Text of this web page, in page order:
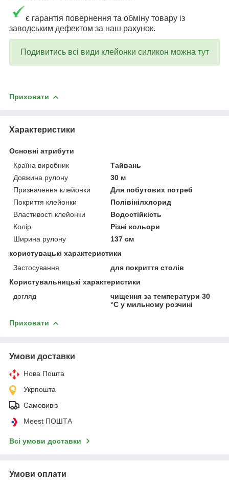
є гарантія повернення та обміну товару із
заводським дефектом за наш рахунок.
Подивитись всі види клейонки силикон можна тут
Приховати
Характеристики
Основні атрибути
Країна виробник
Тайвань
Довжина рулону
30 м
Призначення клейонки
Для побутових потреб
Покриття клейонки
Полівінілхлорид
Властивості клейонки
Водостійкість
Колір
Різні кольори
Ширина рулону
137 см
користувацькі характеристики
Застосування
для покриття столів
Користувальницькі характеристики
догляд
чищення за температури 30
°C у мильному розчині
Приховати
Умови доставки
Нова Пошта
Укрпошта
Самовивіз
Meest ПОШТА
Всі умови доставки
Умови оплати